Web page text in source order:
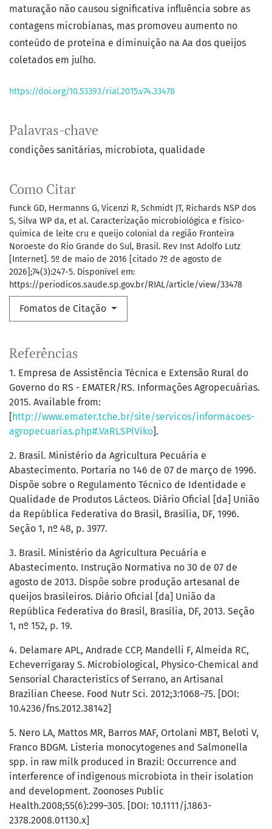
Palavras-chave
condições sanitárias microbiota qualidade
Como Citar
Funck GD, Hermanns G, Vicenzi R, Schmidt JT, Richards NSP dos
S, Silva WP da, et al. Caracterização microbiológica e físico-
química de leite cru e queijo colonial da região Fronteira
Noroeste do Rio Grande do Sul, Brasil. Rev Inst Adolfo Lutz
[Internet]. 5º de maio de 2016 [citado 7º de agosto de
2026];74(3):247-5. Disponível em:
https://periodicos.saude.sp.gov.br/RIAL/article/view/33478
Fomatos de Citação
maturação não causou significativa influência sobre as
contagens microbianas, mas promoveu aumento no
conteúdo de proteína e diminuição na Aa dos queijos
coletados em julho.
https://doi.org/10.53393/rial.2015.v74.33478
Referências
1. Empresa de Assistência Técnica e Extensão Rural do
Governo do RS - EMATER/RS. Informações Agropecuárias.
2015. Available from:
[ http://www.emater.tche.br/site/servicos/informacoes-
agropecuarias.php#.VaRLSPlViko].
2. Brasil. Ministério da Agricultura Pecuária e
Abastecimento. Portaria no 146 de 07 de março de 1996.
Dispõe sobre o Regulamento Técnico de Identidade e
Qualidade de Produtos Lácteos. Diário Oficial [da] União
da República Federativa do Brasil, Brasília, DF, 1996.
Seção 1, nº 48, p. 3977.
3. Brasil. Ministério da Agricultura Pecuária e
Abastecimento. Instrução Normativa no 30 de 07 de
agosto de 2013. Dispõe sobre produção artesanal de
queijos brasileiros. Diário Oficial [da] União da
República Federativa do Brasil, Brasília, DF, 2013. Seção
1, nº 152, p. 19.
4. Delamare APL, Andrade CCP, Mandelli F, Almeida RC,
Echeverrigaray S. Microbiological, Physico-Chemical and
Sensorial Characteristics of Serrano, an Artisanal
Brazilian Cheese. Food Nutr Sci. 2012;3:1068–75. [DOI:
10.4236/fns.2012.38142]
5. Nero LA, Mattos MR, Barros MAF, Ortolani MBT, Beloti V,
Franco BDGM. Listeria monocytogenes and Salmonella
spp. in raw milk produced in Brazil: Occurrence and
interference of indigenous microbiota in their isolation
and development. Zoonoses Public
Health.2008;55(6):299–305. [DOI: 10.1111/j.1863-
2378.2008.01130.x]